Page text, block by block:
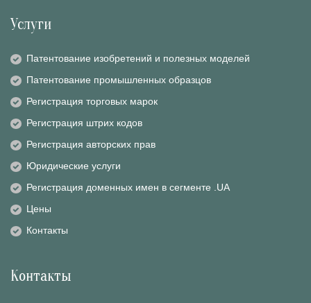
Услуги
Патентование изобретений и полезных моделей
Патентование промышленных образцов
Регистрация торговых марок
Регистрация штрих кодов
Регистрация авторских прав
Юридические услуги
Регистрация доменных имен в сегменте .UA
Цены
Контакты
Контакты